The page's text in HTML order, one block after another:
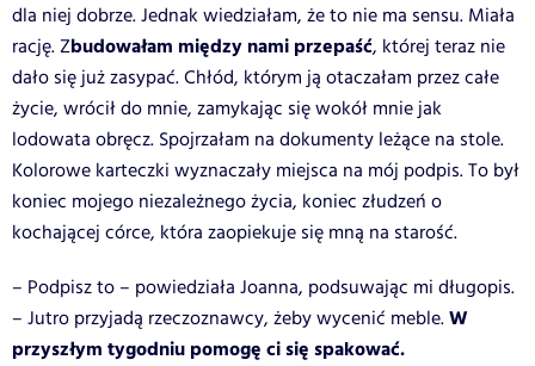
dla niej dobrze. Jednak wiedziałam, że to nie ma sensu. Miała
rację. Zbudowałam między nami przepaść, której teraz nie
dało się już zasypać. Chłód, którym ją otaczałam przez całe
życie, wrócił do mnie, zamykając się wokół mnie jak
lodowata obręcz. Spojrzałam na dokumenty leżące na stole.
Kolorowe karteczki wyznaczały miejsca na mój podpis. To był
koniec mojego niezależnego życia, koniec złudzeń o
kochającej córce, która zaopiekuje się mną na starość.
– Podpisz to – powiedziała Joanna, podsuwając mi długopis.
– Jutro przyjadą rzeczoznawcy, żeby wycenić meble.W
przyszłym tygodniu pomogę ci się spakować.